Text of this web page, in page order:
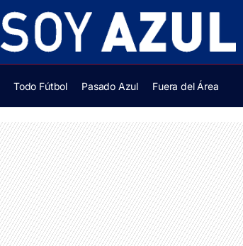
Todo Fútbol Pasado Azul Fuera del Área